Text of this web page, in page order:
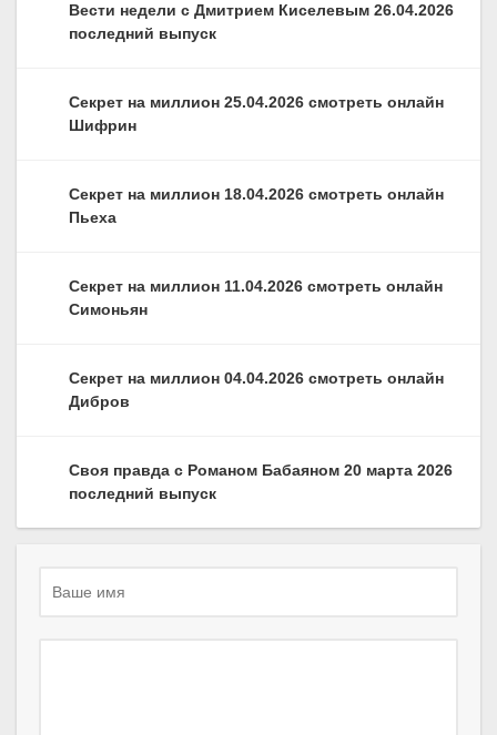
Вести недели с Дмитрием Киселевым 26.04.2026
последний выпуск
Секрет на миллион 25.04.2026 смотреть онлайн
Шифрин
Секрет на миллион 18.04.2026 смотреть онлайн
Пьеха
Секрет на миллион 11.04.2026 смотреть онлайн
Симоньян
Секрет на миллион 04.04.2026 смотреть онлайн
Дибров
Своя правда с Романом Бабаяном 20 марта 2026
последний выпуск